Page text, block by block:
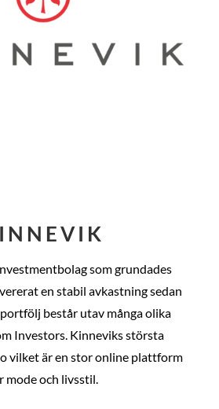
som grundades
en stabil avkastning sedan
består utav många olika
Investors. Kinneviks största
vilket är en stor online plattform
mode och livsstil.